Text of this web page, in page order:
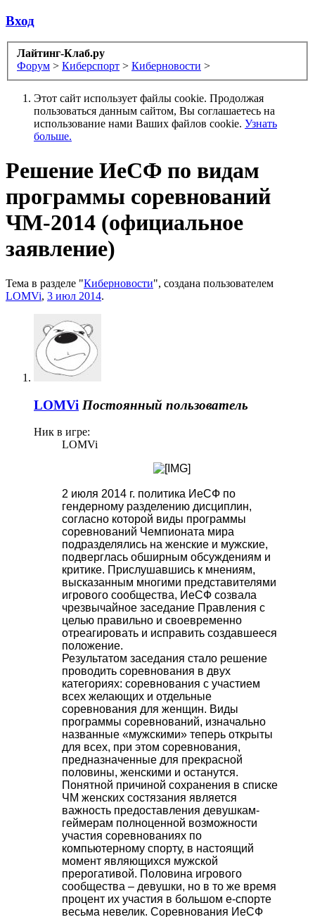
Вход
Лайтинг-Клаб.ру
Форум > Киберспорт > Киберновости >
Этот сайт использует файлы cookie. Продолжая
пользоваться данным сайтом, Вы соглашаетесь на
использование нами Ваших файлов cookie. Узнать
больше.
Решение ИеСФ по видам
программы соревнований
ЧМ-2014 (официальное
заявление)
Тема в разделе "Киберновости", создана пользователем
LOMVi, 3 июл 2014.
LOMVi Постоянный пользователь
Ник в игре:
LOMVi
2 июля 2014 г. политика ИеСФ по
гендерному разделению дисциплин,
согласно которой виды программы
соревнований Чемпионата мира
подразделялись на женские и мужские,
подверглась обширным обсуждениям и
критике. Прислушавшись к мнениям,
высказанным многими представителями
игрового сообщества, ИеСФ созвала
чрезвычайное заседание Правления с
целью правильно и своевременно
отреагировать и исправить создавшееся
положение.
Результатом заседания стало решение
проводить соревнования в двух
категориях: соревнования с участием
всех желающих и отдельные
соревнования для женщин. Виды
программы соревнований, изначально
названные «мужскими» теперь открыты
для всех, при этом соревнования,
предназначенные для прекрасной
половины, женскими и останутся.
Понятной причиной сохранения в списке
ЧМ женских состязания является
важность предоставления девушкам-
геймерам полноценной возможности
участия соревнованиях по
компьютерному спорту, в настоящий
момент являющихся мужской
прерогативой. Половина игрового
сообщества – девушки, но в то же время
процент их участия в большом е-спорте
весьма невелик. Соревнования ИеСФ